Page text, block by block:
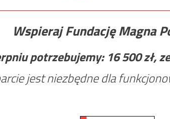
Wspieraj Fundację Magna
potrzebujemy: 16 500zł,
jest niezbędne dla